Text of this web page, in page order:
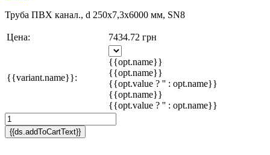
Труба ПВХ канал., d 250x7,3х6000 мм, SN8
Цена: 7434.72 грн
{{variant.name}}:
{{opt.name}}
{{opt.name}}
{{opt.value ? '' : opt.name}}
{{opt.name}}
{{opt.value ? '' : opt.name}}
{{ds.addToCartText}}